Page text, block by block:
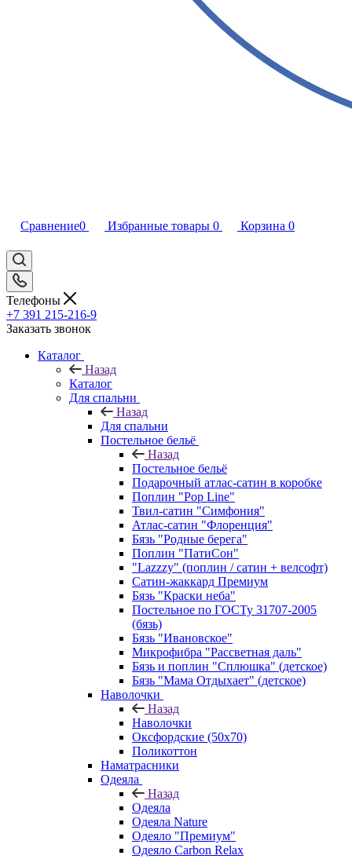
Сравнение0 Избранные товары 0 Корзина 0
Телефоны
+7 391 215-216-9
Заказать звонок
Каталог
Назад
Каталог
Для спальни
Назад
Для спальни
Постельное бельё
Назад
Постельное бельё
Подарочный атлас-сатин в коробке
Поплин "Pop Line"
Твил-сатин "Симфония"
Атлас-сатин "Флоренция"
Бязь "Родные берега"
Поплин "ПатиСон"
"Lazzzy" (поплин / сатин + велсофт)
Сатин-жаккард Премиум
Бязь "Краски неба"
Постельное по ГОСТу 31707-2005
(бязь)
Бязь "Ивановское"
Микрофибра "Рассветная даль"
Бязь и поплин "Сплюшка" (детское)
Бязь "Мама Отдыхает" (детское)
Наволочки
Назад
Наволочки
Оксфордские (50х70)
Поликоттон
Наматрасники
Одеяла
Назад
Одеяла
Одеяла Nature
Одеяло "Премиум"
Одеяло Carbon Relax